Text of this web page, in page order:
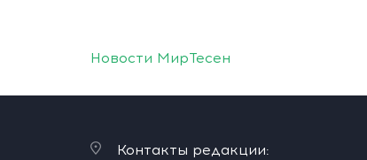
Новости МирТесен
Контакты редакции: